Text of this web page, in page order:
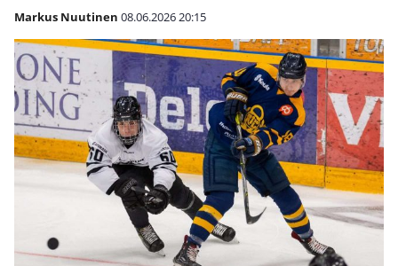
Markus Nuutinen 08.06.202620:15